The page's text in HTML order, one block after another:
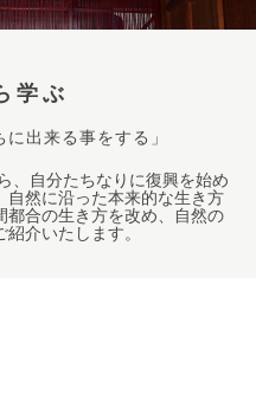
学ぶ
出来る事をする」
、自分たちなりに復興を始め
自然に沿った本来的な生き方
都合の生き方を改め、自然の
介いたします。